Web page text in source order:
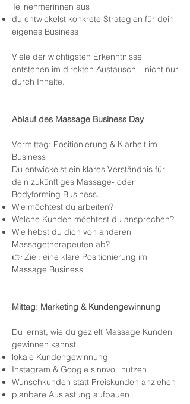
Teilnehmerinnen aus
du entwickelst konkrete Strategien für dein
eigenes Business
Viele der wichtigsten Erkenntnisse
entstehen im direkten Austausch – nicht nur
durch Inhalte.
Ablauf des Massage Business Day
Vormittag: Positionierung & Klarheit im
Business
Du entwickelst ein klares Verständnis für
dein zukünftiges Massage- oder
Bodyforming Business.
Wie möchtest du arbeiten?
Welche Kunden möchtest du ansprechen?
Wie hebst du dich von anderen
Massagetherapeuten ab?
👉 Ziel: eine klare Positionierung im
Massage Business
Mittag: Marketing & Kundengewinnung
Du lernst, wie du gezielt Massage Kunden
gewinnen kannst.
lokale Kundengewinnung
Instagram & Google sinnvoll nutzen
Wunschkunden statt Preiskunden anziehen
planbare Auslastung aufbauen